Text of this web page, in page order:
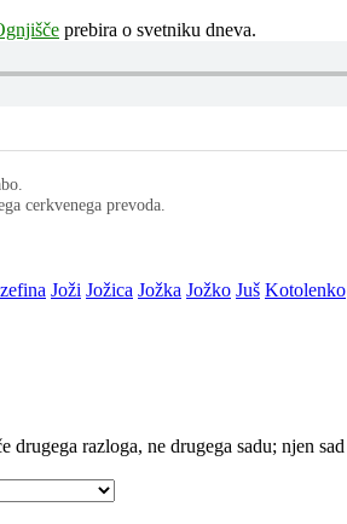
prebira o svetniku dneva.
cerkvenega prevoda.
Joži Jožica Jožka Jožko Juš Kotolenko
drugega razloga, ne drugega sadu; njen